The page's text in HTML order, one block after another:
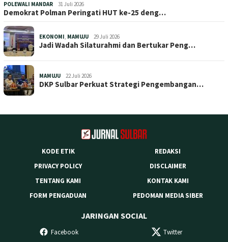
POLEWALI MANDAR 31 Juli 2026
Demokrat Polman Peringati HUT ke-25 deng…
EKONOMI, MAMUJU 29 Juli 2026
Jadi Wadah Silaturahmi dan Bertukar Peng…
MAMUJU 22 Juli 2026
DKP Sulbar Perkuat Strategi Pengembangan…
KODE ETIK
REDAKSI
PRIVACY POLICY
DISCLAIMER
TENTANG KAMI
KONTAK KAMI
FORM PENGADUAN
PEDOMAN MEDIA SIBER
JARINGAN SOCIAL
Facebook Twitter